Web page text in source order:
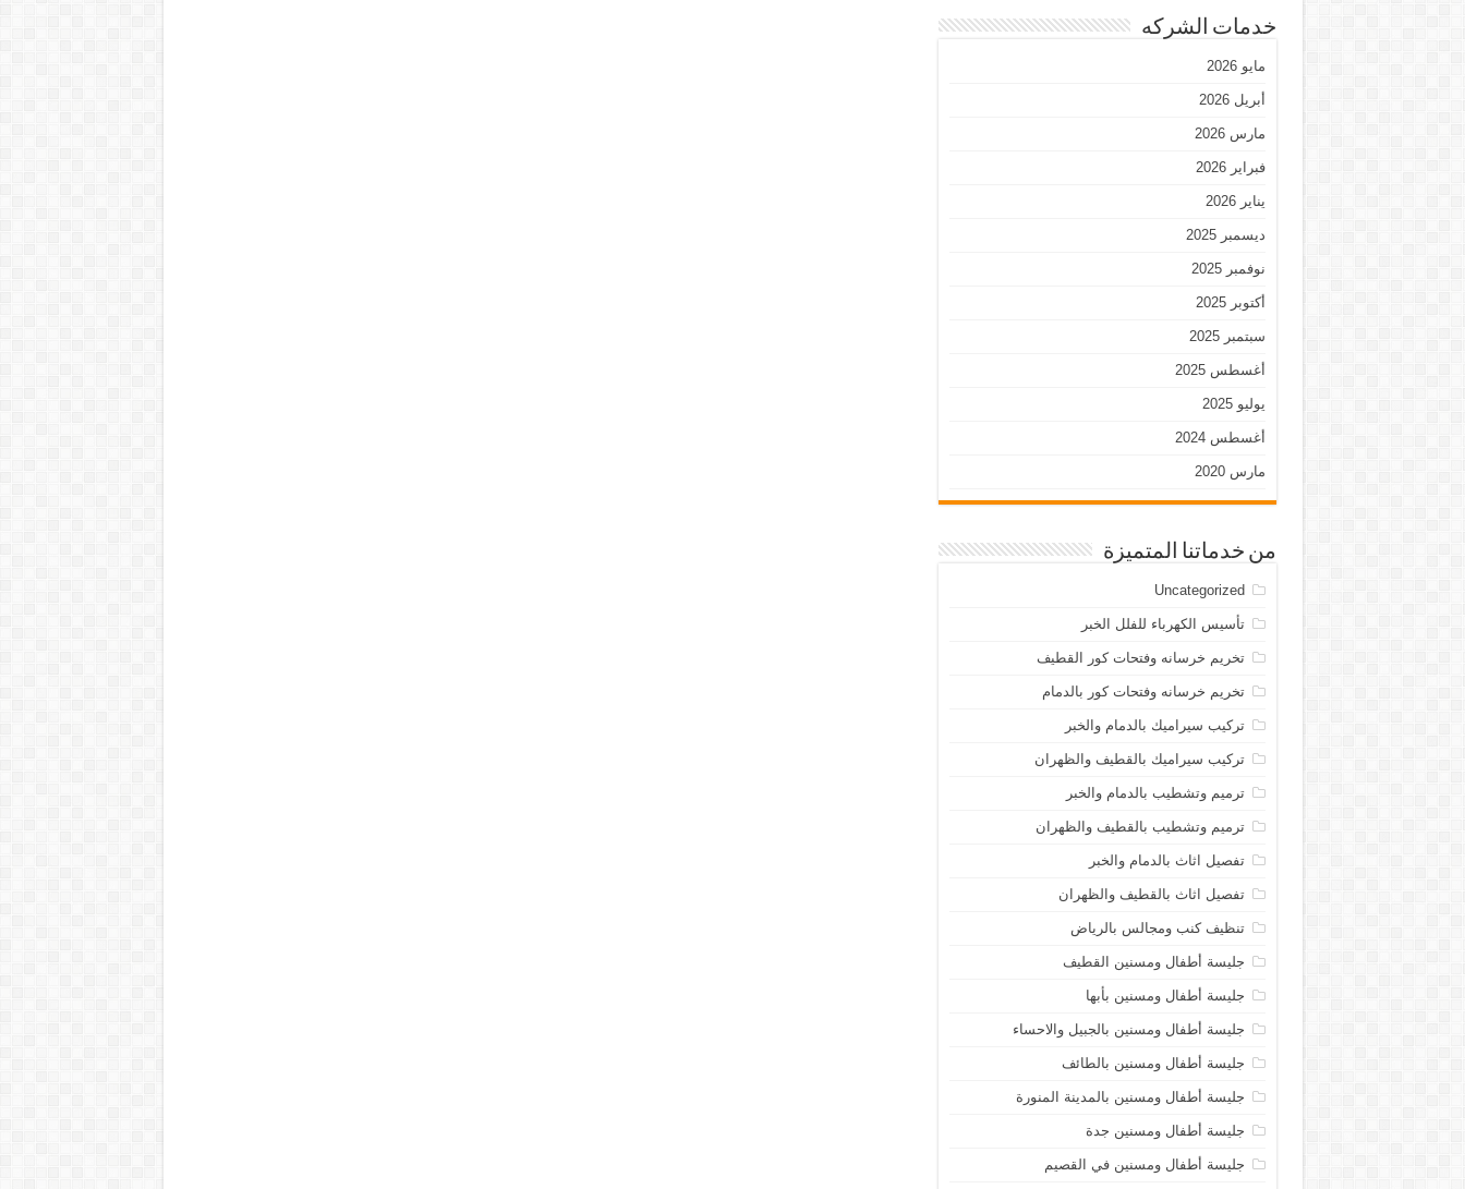
خدمات الشركه
مايو 2026
أبريل 2026
مارس 2026
فبراير 2026
يناير 2026
ديسمبر 2025
نوفمبر 2025
أكتوبر 2025
سبتمبر 2025
أغسطس 2025
يوليو 2025
أغسطس 2024
مارس 2020
من خدماتنا المتميزة
Uncategorized
تأسيس الكهرباء للفلل الخبر
تخريم خرسانه وفتحات كور القطيف
تخريم خرسانه وفتحات كور بالدمام
تركيب سيراميك بالدمام والخبر
تركيب سيراميك بالقطيف والظهران
ترميم وتشطيب بالدمام والخبر
ترميم وتشطيب بالقطيف والظهران
تفصيل اثاث بالدمام والخبر
تفصيل اثاث بالقطيف والظهران
تنظيف كنب ومجالس بالرياض
جليسة أطفال ومسنين القطيف
جليسة أطفال ومسنين بأبها
جليسة أطفال ومسنين بالجبيل والاحساء
جليسة أطفال ومسنين بالطائف
جليسة أطفال ومسنين بالمدينة المنورة
جليسة أطفال ومسنين جدة
جليسة أطفال ومسنين في القصيم